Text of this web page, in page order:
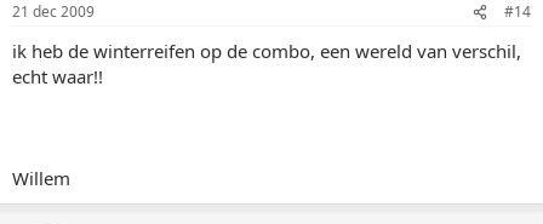
21 dec 2009 #14
ik heb de winterreifen op de combo, een wereld van verschil,
echt waar!!
Willem